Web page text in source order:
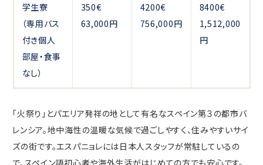
学生寮
（専用バス
付き個人
部屋・食事
なし）
350€
63,000円
4200€
756,000円
8400€
1,512,000
円
「火祭り」とパエリア発祥の地として有名なスペイン第３の都市バ
レンシア。地中海性の温暖な気候で過ごしやすく、住みやすいサイ
ズの街です。エスパニョレには日本人スタッフが常駐しているの
で、スペイン語初心者や海外生活がはじめての方でも安心です。